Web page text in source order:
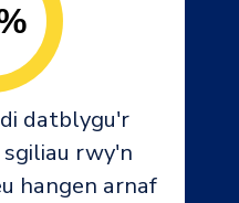
datblygu'r
rwy'n
hangen arnaf